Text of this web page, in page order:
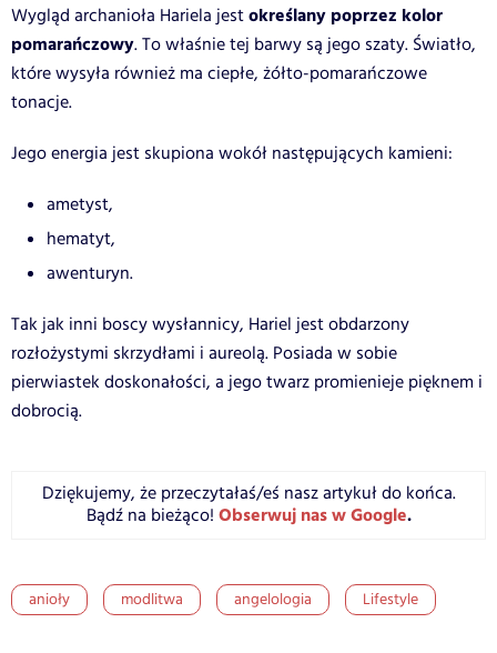
Wygląd archanioła Hariela jestokreślany poprzez kolor
pomarańczowy. To właśnie tej barwy są jego szaty. Światło,
które wysyła również ma ciepłe, żółto-pomarańczowe
tonacje.
Jego energia jest skupiona wokół następujących kamieni:
ametyst,
hematyt,
awenturyn.
Tak jak inni boscy wysłannicy, Hariel jest obdarzony
rozłożystymi skrzydłami i aureolą. Posiada w sobie
pierwiastek doskonałości, a jego twarz promienieje pięknem i
dobrocią.
Dziękujemy, że przeczytałaś/eś nasz artykuł do końca.
Bądź na bieżąco! Obserwuj nas w Google.
anioły modlitwa angelologia Lifestyle